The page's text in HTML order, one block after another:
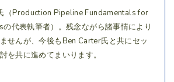
（Production Pipeline Fundamentals for
代表執筆者）。残念ながら諸事情により
せんが、今後もBen Carter氏と共にセッ
を共に進めてまいります。